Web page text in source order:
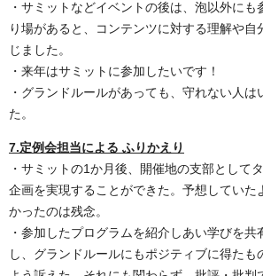
・サミットなどイベントの後は、泡以外にも
り場があると、コンテンツに対する理解や自
じました。
・ 来年はサミットに参加したいです！
・グランドルールがあっても、守れない人は
た。
7.定例会担当による ふりかえり
・サミットの1か月後、開催地の支部として
企画を実現することができた。予想していた
かったのは残念。
・参加したプログラムを紹介しあい学びを共
し、グランドルールにもポジティブに得たも